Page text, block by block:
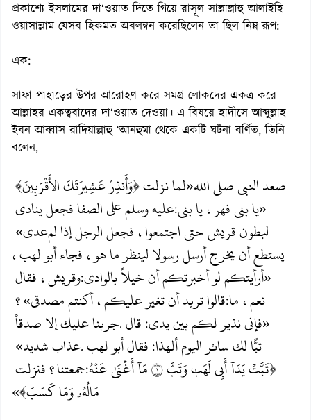
প্রকাশ্যে ইসলামের দা‘ওয়াত দিতে গিয়ে রাসূল সাল্লাল্লাহু আলাইহি
ওয়াসাল্লাম যেসব হিকমত অবলম্বন করেছিলেন তা ছিল নিম্ন রূপ:
এক:
সাফা পাহাড়ের উপর আরোহণ করে সমগ্র লোকদের একত্র করে
আল্লাহর একত্ববাদের দা‘ওয়াত দেওয়া। এ বিষয়ে হাদীসে আব্দুল্লাহ
ইবন আব্বাস রাদিয়াল্লাহু ‘আনহুমা থেকে একটি ঘটনা বর্ণিত, তিনি
বলেন,
«لما نزلت ﴿وَأَنذِرْ عَشِيرَتَكَ الأَقْرَبِينَ﴾صعد النبي صلى الله
عليه وسلم على الصفا فجعل ينادي:«يا بني فهر، يا بني
عدي»لبطون قريش حتى اجتمعوا، فجعل الرجل إذا لم
يستطع أن يخرج أرسل رسولا لينظر ما هو، فجاء أبو لهب،
وقريش، فقال:«أرأيتكم لو أخبرتكم أن خيلاً بالوادي
تريد أن تغير عليكم، أكنتم مصدقي»؟قالوا:نعم، ما
جربنا عليك إلا صدقاً. قال :«فإني نذير لكم بين يدي
عذاب شديد». فقال أبو لهب :تبًّا لك سائر اليوم ألهذا
جمعتنا؟ فنزلت:﴿تَبَّتۡ يَدَآ أَبِي لَهَبٖ وَتَبَّ ١ مَآ أَغۡنَىٰ عَنۡهُ
مَالُهُۥ وَمَا كَسَبَ﴾»